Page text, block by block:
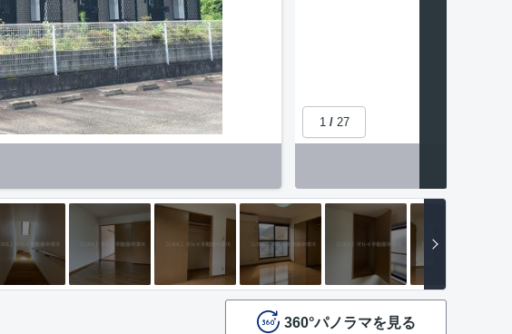
1/ 27
360°パノラマを見る